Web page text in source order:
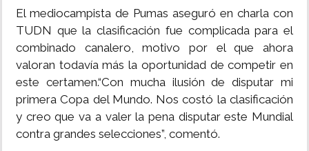
El mediocampista de Pumas aseguró en charla con
TUDN que la clasificación fue complicada para el
combinado canalero, motivo por el que ahora
valoran todavía más la oportunidad de competir en
este certamen.“Con mucha ilusión de disputar mi
primera Copa del Mundo. Nos costó la clasificación
y creo que va a valer la pena disputar este Mundial
contra grandes selecciones”, comentó.